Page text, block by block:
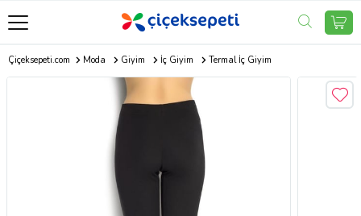
Çiçeksepeti.com Moda Giyim İç Giyim Termal İç Giyim